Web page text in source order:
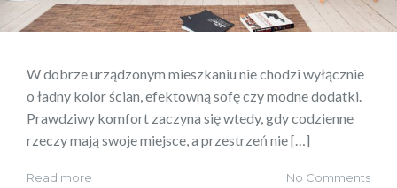
W dobrze urządzonym mieszkaniu nie chodzi wyłącznie
o ładny kolor ścian, efektowną sofę czy modne dodatki.
Prawdziwy komfort zaczyna się wtedy, gdy codzienne
rzeczy mają swoje miejsce, a przestrzeń nie […]
Read more No Comments